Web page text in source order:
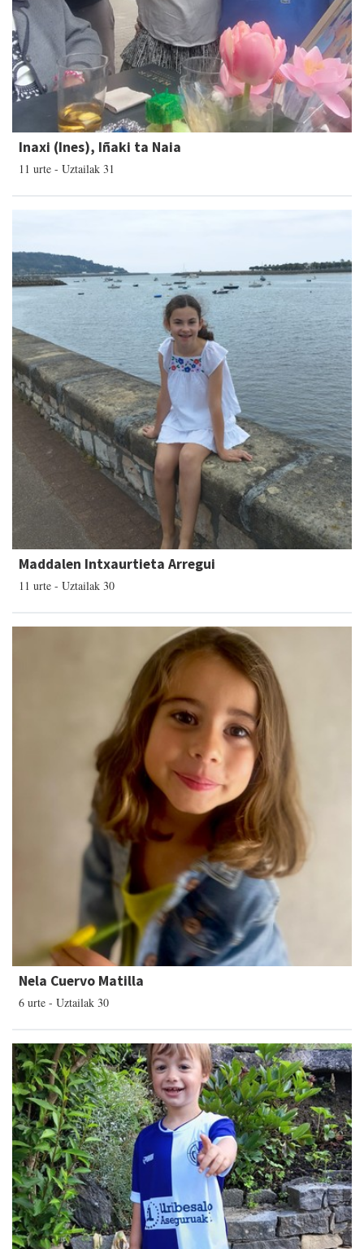
Inaxi (Ines), Iñaki ta Naia
11 urte - Uztailak 31
Maddalen Intxaurtieta Arregui
11 urte - Uztailak 30
Nela Cuervo Matilla
6 urte - Uztailak 30